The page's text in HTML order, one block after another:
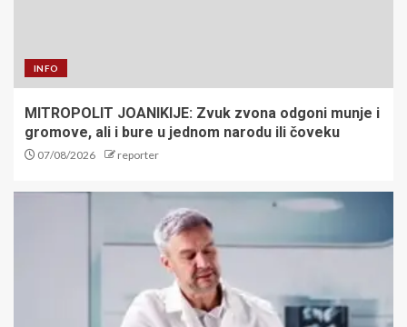
INFO
MITROPOLIT JOANIKIJE: Zvuk zvona odgoni munje i
gromove, ali i bure u jednom narodu ili čoveku
07/08/2026 reporter